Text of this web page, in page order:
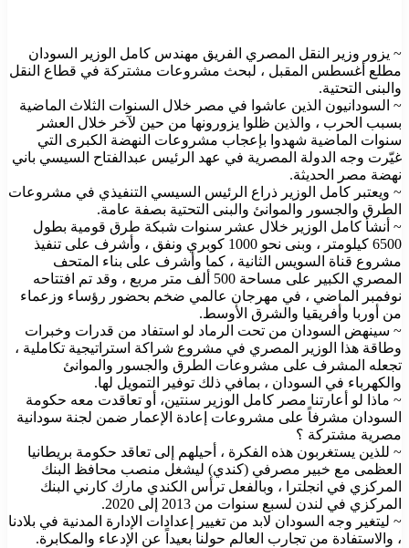
~ يزور وزير النقل المصري الفريق مهندس كامل الوزير السودان
مطلع أغسطس المقبل ، لبحث مشروعات مشتركة في قطاع النقل
والبنى التحتية.
~ السودانيون الذين عاشوا في مصر خلال السنوات الثلاث الماضية
بسبب الحرب ، والذين ظلوا يزورونها من حين لآخر خلال العشر
سنوات الماضية شهدوا بإعجاب مشروعات النهضة الكبرى التي
غيّرت وجه الدولة المصرية في عهد الرئيس عبدالفتاح السيسي باني
نهضة مصر الحديثة.
~ ويعتبر كامل الوزير ذراع الرئيس السيسي التنفيذي في مشروعات
الطرق والجسور والموانئ والبنى التحتية بصفة عامة.
~ أنشأ كامل الوزير خلال عشر سنوات شبكة طرق قومية بطول
6500 كيلومتر ، وبنى نحو 1000 كوبري ونفق ، وأشرف على تنفيذ
مشروع قناة السويس الثانية ، كما وأشرف على بناء المتحف
المصري الكبير على مساحة 500 ألف متر مربع ، وقد تم افتتاحه
نوفمبر الماضي ، في مهرجان عالمي ضخم بحضور رؤساء وزعماء
من أوربا وأفريقيا والشرق الأوسط.
~ سينهض السودان من تحت الرماد لو استفاد من قدرات وخبرات
وطاقة هذا الوزير المصري في مشروع شراكة استراتيجية تكاملية ،
تجعله المشرف على مشروعات الطرق والجسور والموانئ
والكهرباء في السودان ، بمافي ذلك توفير التمويل لها.
~ ماذا لو أعارتنا مصر كامل الوزير سنتين، أو تعاقدت معه حكومة
السودان مشرفاً على مشروعات إعادة الإعمار ضمن لجنة سودانية
مصرية مشتركة ؟
~ للذين يستغربون هذه الفكرة ، أحيلهم إلى تعاقد حكومة بريطانيا
العظمى مع خبير مصرفي (كندي) ليشغل منصب محافظ البنك
المركزي في انجلترا ، وبالفعل ترأس الكندي مارك كارني البنك
المركزي في لندن لسبع سنوات من 2013 إلى 2020.
~ ليتغير وجه السودان لابد من تغيير إعدادات الإدارة المدنية في بلادنا
، والاستفادة من تجارب العالم حولنا بعيداً عن الإدعاء والمكابرة.